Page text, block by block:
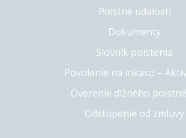
Poistné udalosti
Dokumenty
Slovník poistenia
Povolenie na inkaso –
Overenie dlžného
Odstúpenie od zmluvy